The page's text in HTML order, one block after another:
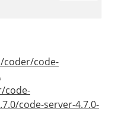
code-
code-
code-server-4.7.0-